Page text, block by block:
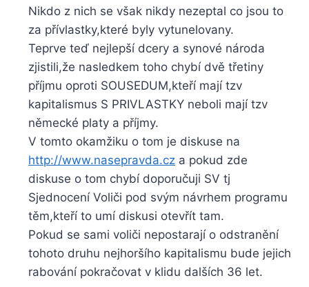
Nikdo z nich se však nikdy nezeptal co jsou to
za přívlastky,které byly vytunelovany.
Teprve teď nejlepší dcery a synové národa
zjistili,že nasledkem toho chybí dvě třetiny
příjmu oproti SOUSEDUM,kteří mají tzv
kapitalismus S PRIVLASTKY neboli mají tzv
německé platy a příjmy.
V tomto okamžiku o tom je diskuse na
http://www.nasepravda.cz a pokud zde
diskuse o tom chybí doporučuji SV tj
Sjednocení Voliči pod svým návrhem programu
těm,kteří to umí diskusi otevřít tam.
Pokud se sami voliči nepostarají o odstranění
tohoto druhu nejhoršího kapitalismu bude jejich
rabování pokračovat v klidu dalších 36 let.